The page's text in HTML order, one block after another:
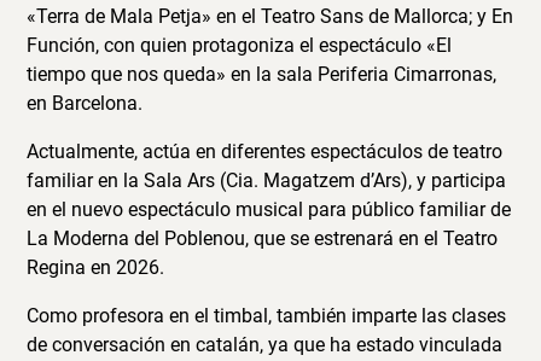
«Terra de Mala Petja» en el Teatro Sans de Mallorca; y En
Función, con quien protagoniza el espectáculo «El
tiempo que nos queda» en la sala Periferia Cimarronas,
en Barcelona.
Actualmente, actúa en diferentes espectáculos de teatro
familiar en la Sala Ars (Cia. Magatzem d’Ars), y participa
en el nuevo espectáculo musical para público familiar de
La Moderna del Poblenou, que se estrenará en el Teatro
Regina en 2026.
Como profesora en el timbal, también imparte las clases
de conversación en catalán, ya que ha estado vinculada